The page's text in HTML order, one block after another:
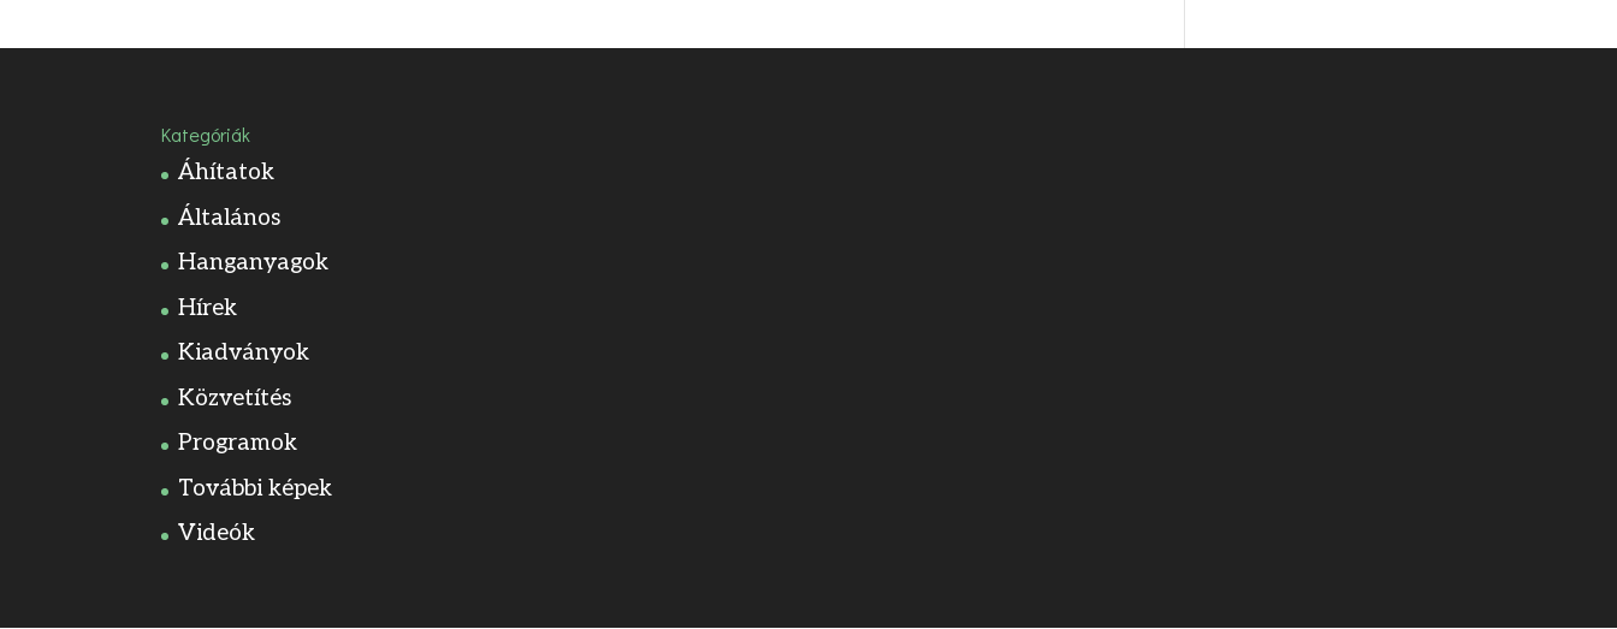
Kategóriák
Áhítatok
Általános
Hanganyagok
Hírek
Kiadványok
Közvetítés
Programok
További képek
Videók